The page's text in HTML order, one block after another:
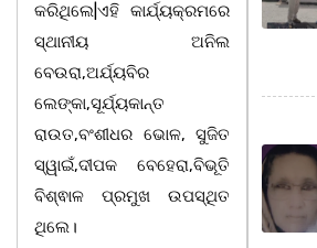
କରିଥିଲେ|ଏହି କାର୍ଯ୍ୟକ୍ରମରେ
ସ୍ଥାନୀୟ ଅନିଲ
ବେଉରା,ଅର୍ଯ୍ୟବିର
ଲେଙ୍କା,ସୂର୍ଯ୍ୟକାନ୍ତ
ରାଉତ,ବଂଶୀଧର ଭୋଳ, ସୁଜିତ
ସ୍ୱାଇଁ,ଦୀପକ ବେହେରା,ବିଭୂତି
ବିଶ୍ଵାଳ ପ୍ରମୁଖ ଉପସ୍ଥିତ
ଥିଲେ।